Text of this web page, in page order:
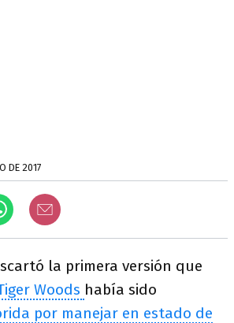
DE 2017
la primera versión que
Woods había sido
por manejar en estado de